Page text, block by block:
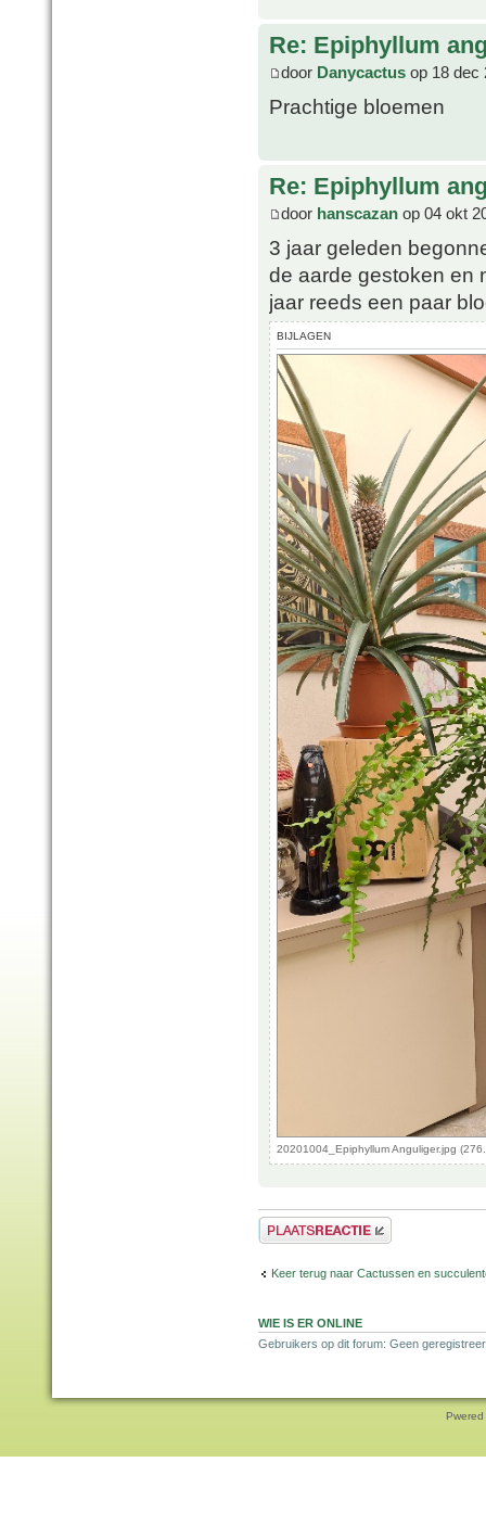
Re: Epiphyllum
door Danycactus op 18 dec
Prachtige bloemen
Re: Epiphyllum
door hanscazan op 04 okt
3 jaar geleden
de aarde gestoken en
jaar reeds een paar
BIJLAGEN
20201004_Epiphyllum Anguliger.jpg
Plaats een reactie
Keer terug naar Cactussen en
WIE IS ER ONLINE
Gebruikers op dit forum: Geen